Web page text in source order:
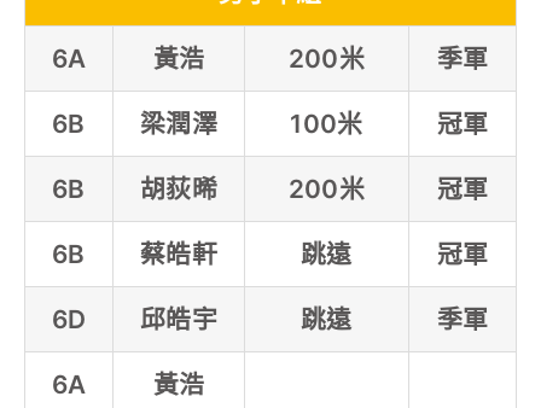
6A 黃浩 200米 季軍
6B 梁潤澤 100米 冠軍
6B 胡荻晞 200米 冠軍
6B 蔡皓軒 跳遠 冠軍
6D 邱皓宇 跳遠 季軍
6A
黃浩